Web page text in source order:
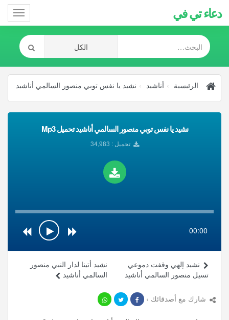
دعاء تي في
الرئيسية أناشيد نشيد يا نفس توبي منصور السالمي أناشيد
نشيد يا نفس توبي منصور السالمي أناشيد تحميل Mp3
تحميل : 34,983
00:00
نشيد أتينا لدار النبي منصور
السالمي أناشيد
نشيد إلهي وقفت دموعي
تسيل منصور السالمي أناشيد
شارك مع أصدقائك ›